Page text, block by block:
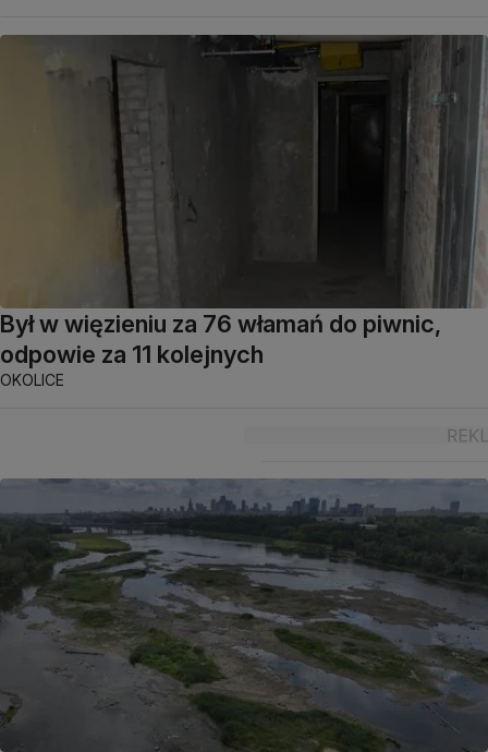
Był w więzieniu za 76 włamań do piwnic,
odpowie za 11 kolejnych
OKOLICE